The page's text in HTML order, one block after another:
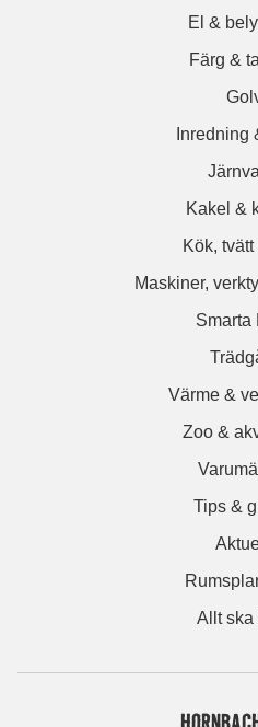
El &
Färg &
Inredning
Kakel &
Kök, tvätt
Maskiner,
Smarta
Värme &
Zoo &
Tips &
Allt ska